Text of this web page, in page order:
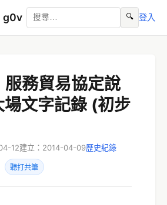
g0v 🔍 登入
務貿易協定說
場文字記錄 (初步
12建立：2014-04-09歷史紀錄
聽打共筆